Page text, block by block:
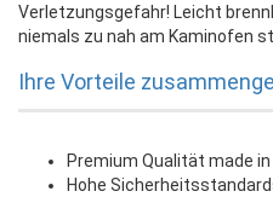
Verletzungsgefahr! Leicht
niemals zu nah am Kaminofen
Ihre Vorteile
Premium Qualität made in
Hohe